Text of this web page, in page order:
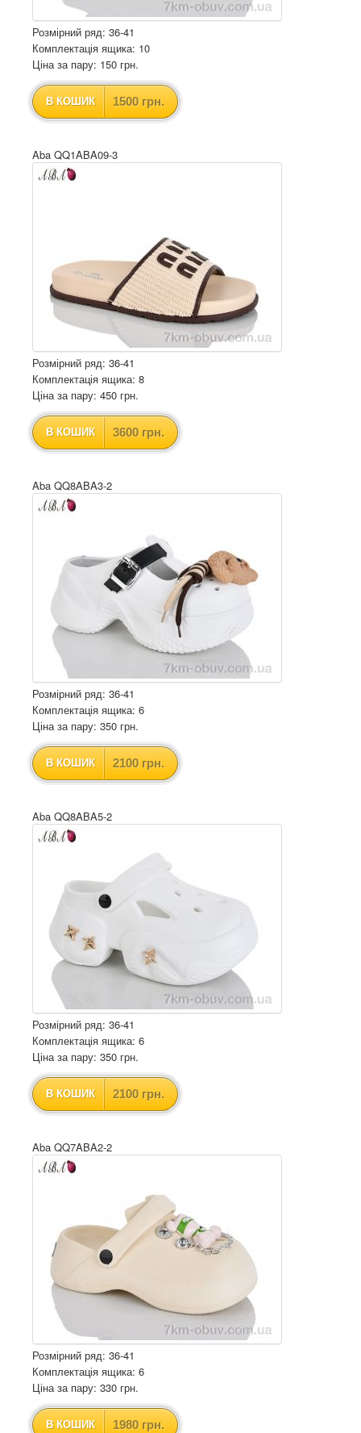
Розмірний ряд: 36-41
Комплектація ящика: 10
Ціна за пару: 150 грн.
В КОШИК 1500 грн.
Aba QQ1ABA09-3
Розмірний ряд: 36-41
Комплектація ящика: 8
Ціна за пару: 450 грн.
В КОШИК 3600 грн.
Aba QQ8ABA3-2
Розмірний ряд: 36-41
Комплектація ящика: 6
Ціна за пару: 350 грн.
В КОШИК 2100 грн.
Aba QQ8ABA5-2
Розмірний ряд: 36-41
Комплектація ящика: 6
Ціна за пару: 350 грн.
В КОШИК 2100 грн.
Aba QQ7ABA2-2
Розмірний ряд: 36-41
Комплектація ящика: 6
Ціна за пару: 330 грн.
В КОШИК 1980 грн.